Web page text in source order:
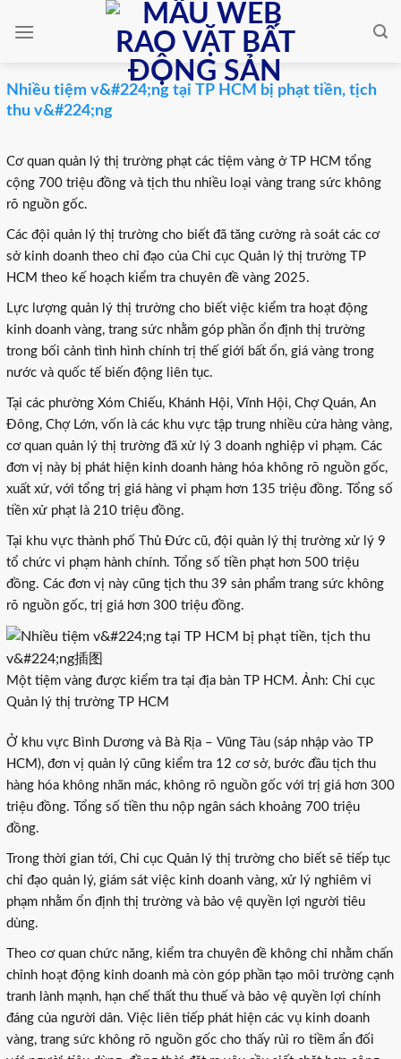
Nhiều tiệm v&#224;ng tại TP HCM bị phạt tiền, tịch
thu v&#224;ng
Cơ quan quản lý thị trường phạt các tiệm vàng ở TP HCM tổng
cộng 700 triệu đồng và tịch thu nhiều loại vàng trang sức không
rõ nguồn gốc.
Các đội quản lý thị trường cho biết đã tăng cường rà soát các cơ
sở kinh doanh theo chỉ đạo của Chi cục Quản lý thị trường TP
HCM theo kế hoạch kiểm tra chuyên đề vàng 2025.
Lực lượng quản lý thị trường cho biết việc kiểm tra hoạt động
kinh doanh vàng, trang sức nhằm góp phần ổn định thị trường
trong bối cảnh tình hình chính trị thế giới bất ổn, giá vàng trong
nước và quốc tế biến động liên tục.
Tại các phường Xóm Chiếu, Khánh Hội, Vĩnh Hội, Chợ Quán, An
Đông, Chợ Lớn, vốn là các khu vực tập trung nhiều cửa hàng vàng,
cơ quan quản lý thị trường đã xử lý 3 doanh nghiệp vi phạm. Các
đơn vị này bị phát hiện kinh doanh hàng hóa không rõ nguồn gốc,
xuất xứ, với tổng trị giá hàng vi phạm hơn 135 triệu đồng. Tổng số
tiền xử phạt là 210 triệu đồng.
Tại khu vực thành phố Thủ Đức cũ, đội quản lý thị trường xử lý 9
tổ chức vi phạm hành chính. Tổng số tiền phạt hơn 500 triệu
đồng. Các đơn vị này cũng tịch thu 39 sản phẩm trang sức không
rõ nguồn gốc, trị giá hơn 300 triệu đồng.
Một tiệm vàng được kiểm tra tại địa bàn TP HCM. Ảnh: Chi cục
Quản lý thị trường TP HCM
Ở khu vực Bình Dương và Bà Rịa – Vũng Tàu (sáp nhập vào TP
HCM), đơn vị quản lý cũng kiểm tra 12 cơ sở, bước đầu tịch thu
hàng hóa không nhãn mác, không rõ nguồn gốc với trị giá hơn 300
triệu đồng. Tổng số tiền thu nộp ngân sách khoảng 700 triệu
đồng.
Trong thời gian tới, Chi cục Quản lý thị trường cho biết sẽ tiếp tục
chỉ đạo quản lý, giám sát việc kinh doanh vàng, xử lý nghiêm vi
phạm nhằm ổn định thị trường và bảo vệ quyền lợi người tiêu
dùng.
Theo cơ quan chức năng, kiểm tra chuyên đề không chỉ nhằm chấn
chỉnh hoạt động kinh doanh mà còn góp phần tạo môi trường cạnh
tranh lành mạnh, hạn chế thất thu thuế và bảo vệ quyền lợi chính
đáng của người dân. Việc liên tiếp phát hiện các vụ kinh doanh
vàng, trang sức không rõ nguồn gốc cho thấy rủi ro tiềm ẩn đối